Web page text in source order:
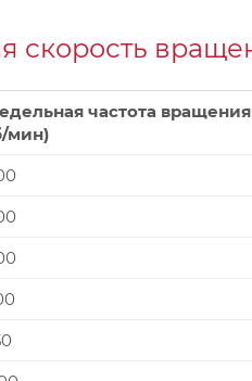
скорость
частота вращения
мин)